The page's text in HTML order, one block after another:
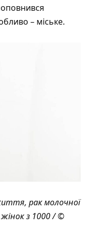
– міське.
рак молочної
жінок з 1000 / ©